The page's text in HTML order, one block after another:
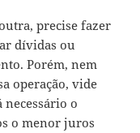
precise fazer
dívidas ou
Porém, nem
operação, vide
necessário o
o menor juros